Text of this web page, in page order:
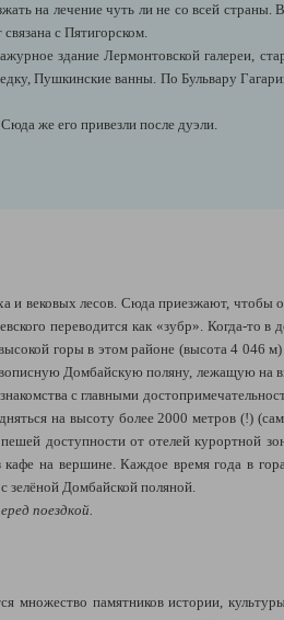
на лечение чуть ли не со всей страны.
с Пятигорском.
здание Лермонтовской галереи,
Пушкинские ванны. По Бульвару
же его привезли после дуэли.
и вековых лесов. Сюда приезжают, чтобы
переводится как «зубр». Когда-то в
горы в этом районе (высота 4 046
Домбайскую поляну, лежащую на
с главными
на высоту более 2000 метров (!)
доступности от отелей курортной
на вершине. Каждое время года в
зелёной Домбайской поляной.
поездкой.
множество памятников истории,